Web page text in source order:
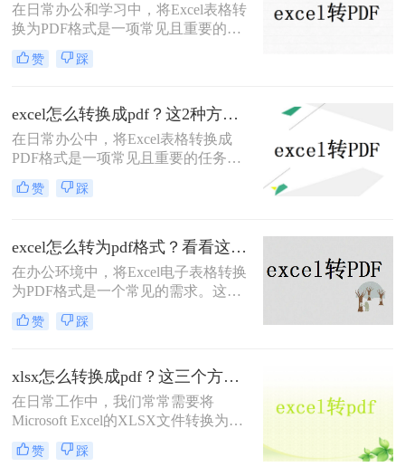
在日常办公和学习中，将Excel表格转
换为PDF格式是一项常见且重要的操
作。PDF格式因其高度的兼容性和稳
定性，能够确保表格在不同设备和操
么excel如何转pdf格式呢？本文将介绍
两种将Excel转PDF的方法。
赞 踩
excel怎么转换成pdf？这2种方法教你轻松转换！
在日常办公中，将Excel表格转换成
PDF格式是一项常见且重要的任务。
PDF格式具有跨平台、不易被篡改的
特点，非常适合用于分享、归档和打
法。
赞 踩
excel怎么转为pdf格式？看看这2个简单方法！
在办公环境中，将Excel电子表格转换
为PDF格式是一个常见的需求。这样
做不仅能够确保文件的布局和格式在
不同设备上保持一致，还能防止接收
excel怎么转为pdf格式呢？本文将详细
介绍两种不同的工具和方法，帮助您
轻松实现Excel到PDF的转换。
赞 踩
xlsx怎么转换成pdf？这三个方法让你快速操作!！
在日常工作中，我们常常需要将
Microsoft Excel的XLSX文件转换为
PDF格式，以便于共享、打印或存
档，因为PDF格式能够确保文档的外
赞 踩